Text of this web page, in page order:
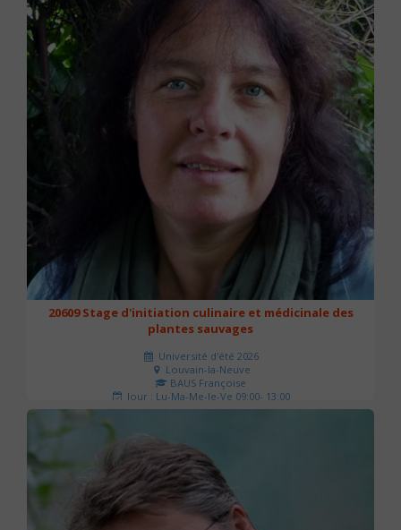
20609 Stage d'initiation culinaire et médicinale des
plantes sauvages
Université d'été 2026
Louvain-la-Neuve
BAUS Françoise
Jour : Lu-Ma-Me-Je-Ve 09:00- 13:00
Nombre de séances : 3